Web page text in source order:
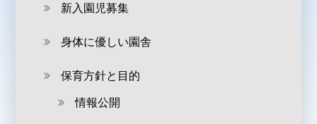
新入園児募集
身体に優しい園舎
保育方針と目的
情報公開